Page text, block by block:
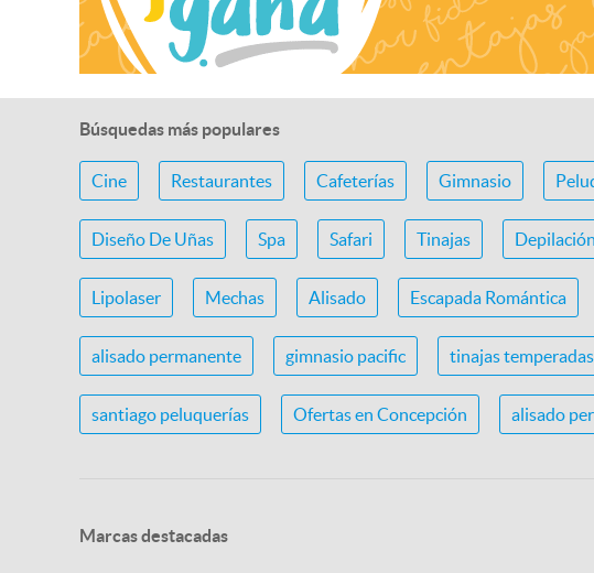
Búsquedas más populares
Cine Restaurantes Cafeterías Gimnasio
Diseño De Uñas Spa Safari Tinajas Depilación
Lipolaser Mechas Alisado Escapada Romántica
alisado permanente gimnasio pacific tinajas temperadas
santiago peluquerías Ofertas en Concepción alisado
Marcas destacadas